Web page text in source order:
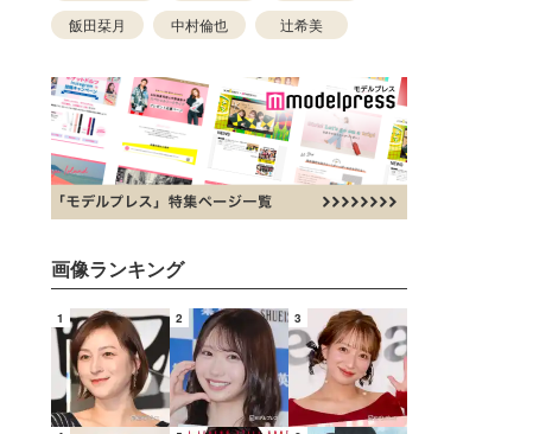
飯田栞月
中村倫也 辻希美
画像ランキング
1 2 3